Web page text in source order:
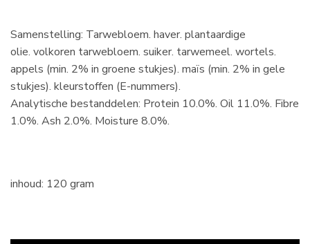
Samenstelling: Tarwebloem. haver. plantaardige
olie. volkoren tarwebloem. suiker. tarwemeel. wortels.
appels (min. 2% in groene stukjes). maïs (min. 2% in gele
stukjes). kleurstoffen (E-nummers).
Analytische bestanddelen: Protein 10.0%. Oil 11.0%. Fibre
1.0%. Ash 2.0%. Moisture 8.0%.
inhoud: 120 gram